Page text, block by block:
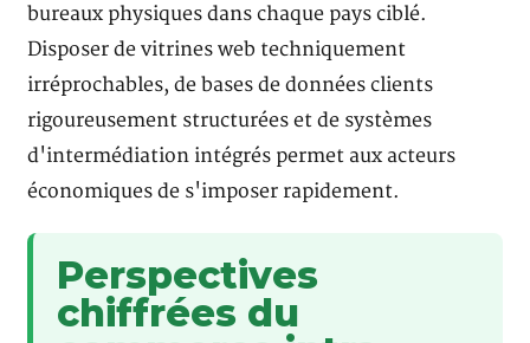
bureaux physiques dans chaque pays ciblé.
Disposer de vitrines web techniquement
irréprochables, de bases de données clients
rigoureusement structurées et de systèmes
d'intermédiation intégrés permet aux acteurs
économiques de s'imposer rapidement.
Perspectives
chiffrées du